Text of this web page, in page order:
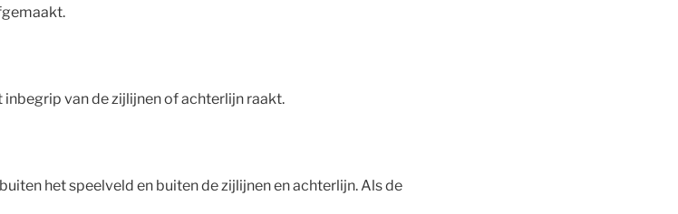
inbegrip van de zijlijnen of achterlijn raakt.
het speelveld en buiten de zijlijnen en achterlijn. Als de